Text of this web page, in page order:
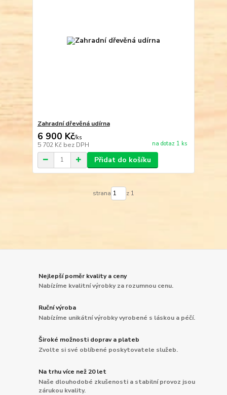
Zahradní dřevěná udírna
6 900 Kč/ks
5 702 Kč bez DPH na dotaz 1 ks
Přidat do košíku
strana z 1
Nejlepší poměr kvality a ceny
Nabízíme kvalitní výrobky za rozumnou cenu.
Ruční výroba
Nabízíme unikátní výrobky vyrobené s láskou a péčí.
Široké možnosti doprav a plateb
Zvolte si své oblíbené poskytovatele služeb.
Na trhu více než 20 let
Naše dlouhodobé zkušenosti a stabilní provoz jsou
zárukou kvality.